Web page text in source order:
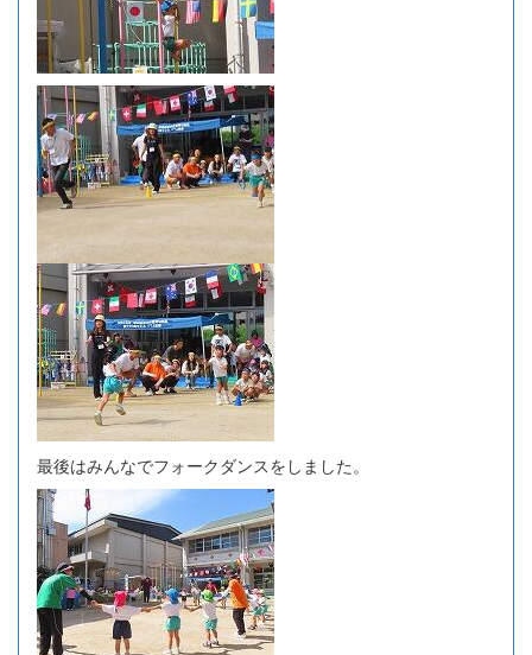
最後はみんなでフォークダンスをしました。